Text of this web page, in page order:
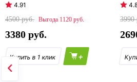
4.91
4500
1120
3380
+
3990